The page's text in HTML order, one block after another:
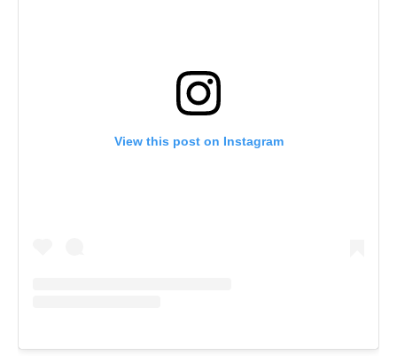
View this post on Instagram